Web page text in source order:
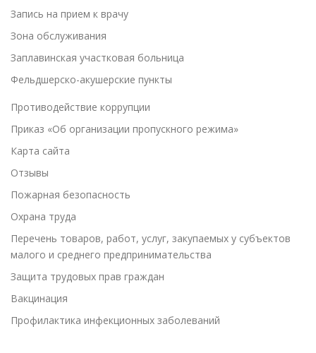
Запись на прием к врачу
Зона обслуживания
Заплавинская участковая больница
Фельдшерско-акушерские пункты
Противодействие коррупции
Приказ «Об организации пропускного режима»
Карта сайта
Отзывы
Пожарная безопасность
Охрана труда
Перечень товаров, работ, услуг, закупаемых у субъектов
малого и среднего предпринимательства
Защита трудовых прав граждан
Вакцинация
Профилактика инфекционных заболеваний